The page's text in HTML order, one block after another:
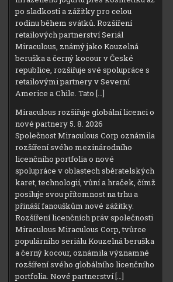
po sladkosti a zážitky pro celou
rodinu během svátků. Rozšíření
retailových partnerství Seriál
Miraculous, známý jako Kouzelná
beruška a černý kocour v České
republice, rozšiřuje své spolupráce s
retailovými partnery v Severní
Americe a Chile. Tato […]
Miraculous rozšiřuje globální licenci o
nové partnery 5. 8. 2026
Společnost Miraculous Corp oznámila
rozšíření svého mezinárodního
licenčního portfolia o nové
spolupráce v oblastech sběratelských
karet, technologií, vůní a hraček, čímž
posiluje svou přítomnost na trhu a
přináší fanouškům nové zážitky.
Rozšíření licenčních práv společnosti
Miraculous Miraculous Corp, tvůrce
populárního seriálu Kouzelná beruška
a černý kocour, oznámila významné
rozšíření svého globálního licenčního
portfolia. Nové partnerství […]